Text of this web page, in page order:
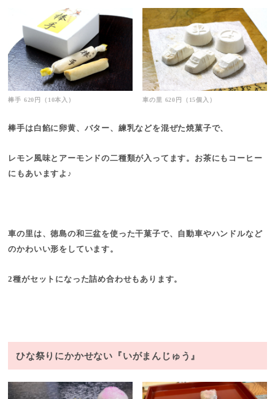
棒手 620円（10本入） 車の里 620円（15個入）
棒手は白餡に卵黄、バター、練乳などを混ぜた焼菓子で、
レモン風味とアーモンドの二種類が入ってます。お茶にもコーヒー
にもあいますよ♪
車の里は、徳島の和三盆を使った干菓子で、自動車やハンドルなど
のかわいい形をしています。
2種がセットになった詰め合わせもあります。
ひな祭りにかかせない『いがまんじゅう』